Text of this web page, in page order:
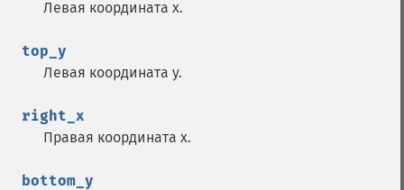
Левая координата x.
top_y
Левая координата y.
right_x
Правая координата x.
bottom_y